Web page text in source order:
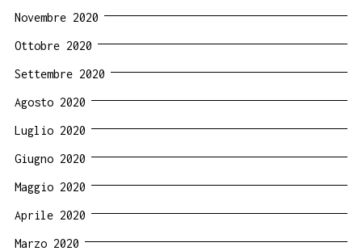
Novembre 2020
Ottobre 2020
Settembre 2020
Agosto 2020
Luglio 2020
Giugno 2020
Maggio 2020
Aprile 2020
Marzo 2020